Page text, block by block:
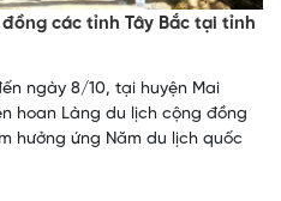
các tỉnh Tây Bắc tại tỉnh
ngày 8/10, tại huyện Mai
hoan Làng du lịch cộng đồng
hưởng ứng Năm du lịch quốc